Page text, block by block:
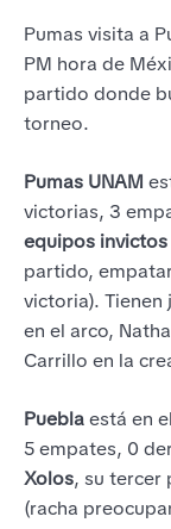
Pumas visita a
PM hora de
partido donde
torneo.
Pumas UNAM
victorias, 3
equipos
partido,
victoria).
en el arco,
Carrillo en la
Pueblaestá en el
5 empates, 0
Xolos, su tercer
(racha